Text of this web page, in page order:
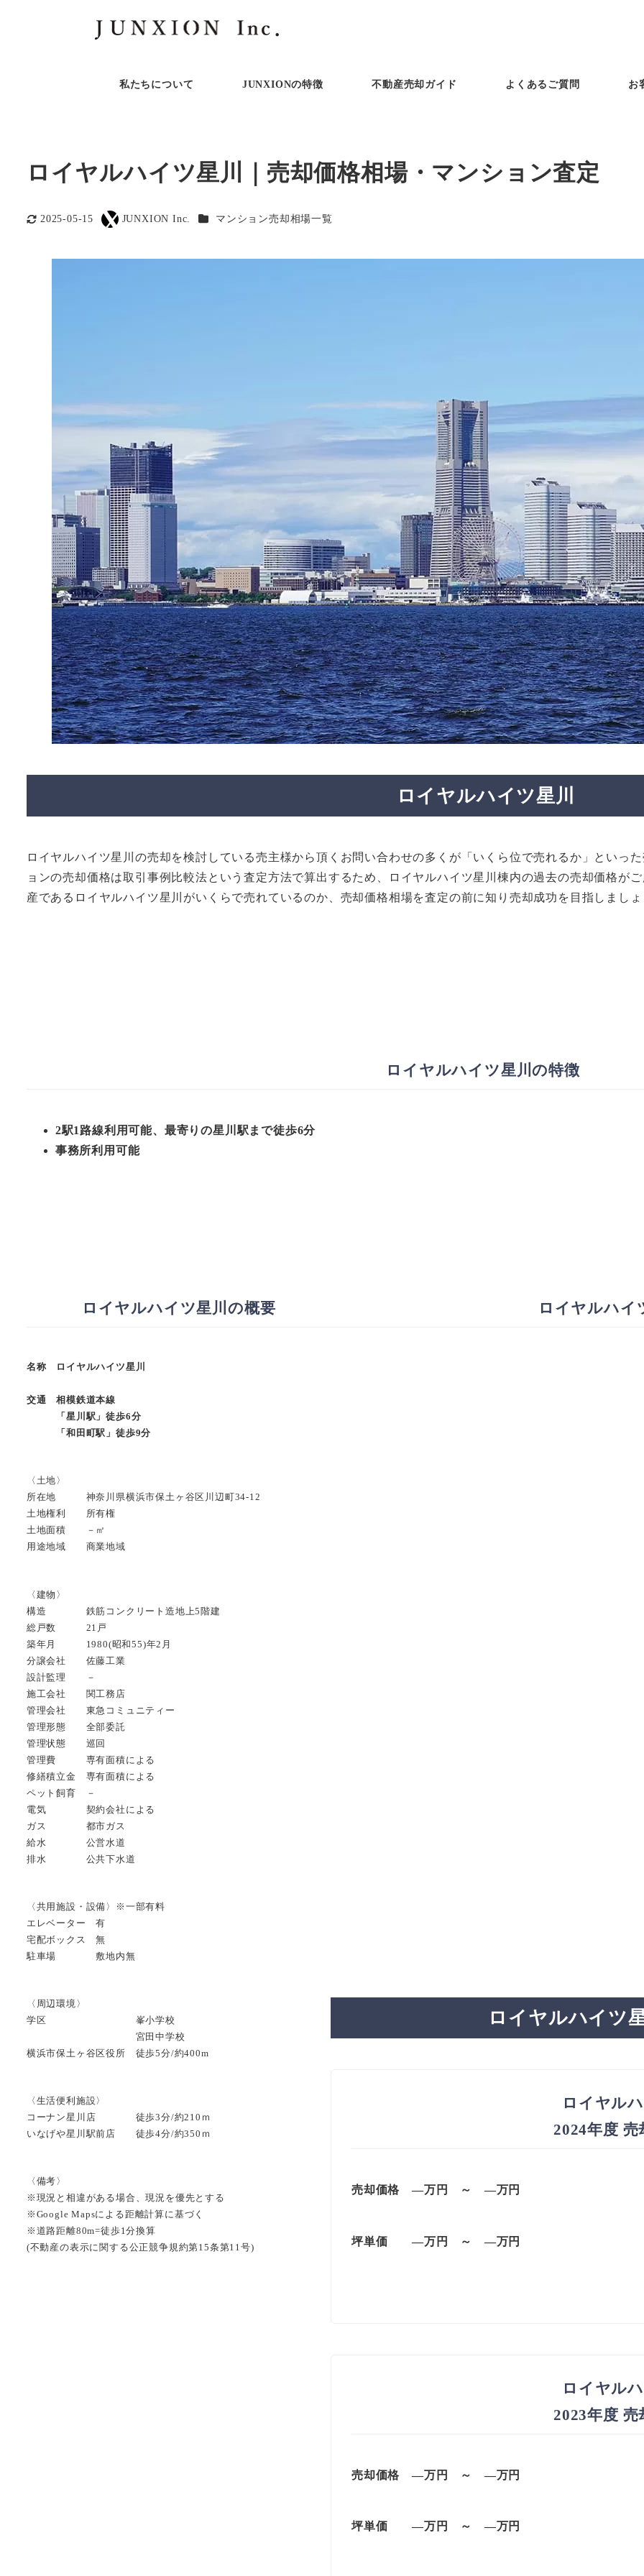
私たちについて JUNXIONの特徴 不動産売却ガイド よくあるご質問 お
ロイヤルハイツ星川｜売却価格相場・マンション査定
更新日
2025-05-15
著
JUNXION Inc. カテゴリー
マンション売却相場一覧
ロイヤルハイツ星川
ロイヤルハイツ星川の売却を検討している売主様から頂くお問い合わせの多くが「いくら位で売れるか」といっ
ョンの売却価格は取引事例比較法という査定方法で算出するため、ロイヤルハイツ星川棟内の過去の売却価格が
産であるロイヤルハイツ星川がいくらで売れているのか、売却価格相場を査定の前に知り売却成功を目指しましょ
ロイヤルハイツ星川の特徴
2駅1路線利用可能、最寄りの星川駅まで徒歩6分
事務所利用可能
ロイヤルハイツ星川の概要
名称 ロイヤルハイツ星川
交通 相模鉄道本線
「星川駅」徒歩6分
「和田町駅」徒歩9分
〈土地〉
所在地 神奈川県横浜市保土ヶ谷区川辺町34-12
土地権利 所有権
土地面積 －㎡
用途地域 商業地域
〈建物〉
構造 鉄筋コンクリート造地上5階建
総戸数 21戸
築年月 1980(昭和55)年2月
分譲会社 佐藤工業
設計監理 －
施工会社 関工務店
管理会社 東急コミュニティー
管理形態 全部委託
管理状態 巡回
管理費 専有面積による
修繕積立金 専有面積による
ペット飼育 －
電気 契約会社による
ガス 都市ガス
給水 公営水道
排水 公共下水道
〈共用施設・設備〉※一部有料
エレベーター 有
宅配ボックス 無
駐車場 敷地内無
〈周辺環境〉
学区 峯小学校
宮田中学校
横浜市保土ヶ谷区役所 徒歩5分/約400m
〈生活便利施設〉
コーナン星川店 徒歩3分/約210ｍ
いなげや星川駅前店 徒歩4分/約350ｍ
〈備考〉
※現況と相違がある場合、現況を優先とする
※Google Mapsによる距離計算に基づく
※道路距離80m=徒歩1分換算
(不動産の表示に関する公正競争規約第15条第11号)
ロイヤルハイ
ロイヤルハイツ
ロイヤル
2024年度 売
売却価格—万円 ～ —万円
坪単価—万円 ～ —万円
ロイヤルハ
2023年度 売
売却価格—万円 ～ —万円
坪単価—万円 ～ —万円